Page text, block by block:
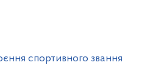
спортивного звання